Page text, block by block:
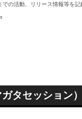
の活動、リリース情報等を
タセッション）